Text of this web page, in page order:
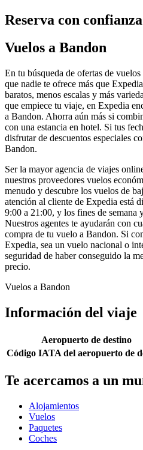
Reserva con confianza
Vuelos a Bandon
En tu búsqueda de ofertas de
que nadie te ofrece más que
baratos, menos escalas y más
que empiece tu viaje, en Expedia
a Bandon. Ahorra aún más si
con una estancia en hotel. Si tus
disfrutar de descuentos especiales
Bandon.
Ser la mayor agencia de viajes
nuestros proveedores vuelos
menudo y descubre los vuelos de
atención al cliente de Expedia está
9:00 a 21:00, y los fines de semana
Nuestros agentes te ayudarán con
compra de tu vuelo a Bandon. Si
Expedia, sea un vuelo nacional o
seguridad de haber conseguido la
precio.
Vuelos a Bandon
Información del viaje
Aeropuerto de destino
Código IATA del aeropuerto de
Te acercamos a un
Alojamientos
Vuelos
Paquetes
Coches